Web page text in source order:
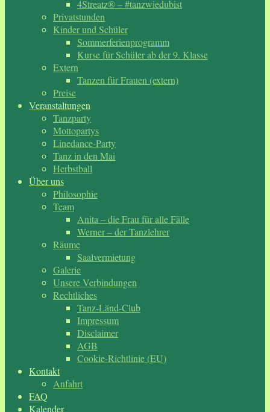
4Streatz® – #tanzwiedubist
Privatstunden
Kinder und Schüler
Sommerferienprogramm
Kurse für Schüler ab der 9. Klasse
Extern
Tanzen für Frauen (extern)
Preise
Veranstaltungen
Tanzparty
Mottopartys
Linedance-Party
Tanz in den Mai
Herbstball
Über uns
Philosophie
Team
Anita – die Frau für alle Fälle
Werner – der Tanzlehrer
Räume
Saalvermietung
Galerie
Unsere Verbindungen
Rechtliches
Tanz-Länd-Club
Impressum
Disclaimer
AGB
Cookie-Richtlinie (EU)
Kontakt
Anfahrt
FAQ
Kalender